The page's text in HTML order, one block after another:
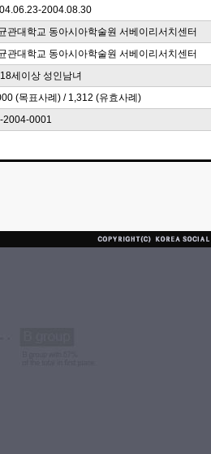
2004.08.30
관대학교 동아시아학술원 서베이리서치센터
관대학교 동아시아학술원 서베이리서치센터
세이상 성인남녀
(목표사례) / 1,312 (유효사례)
2004-0001